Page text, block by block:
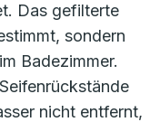
Das gefilterte
sondern
Badezimmer.
nicht entfernt,